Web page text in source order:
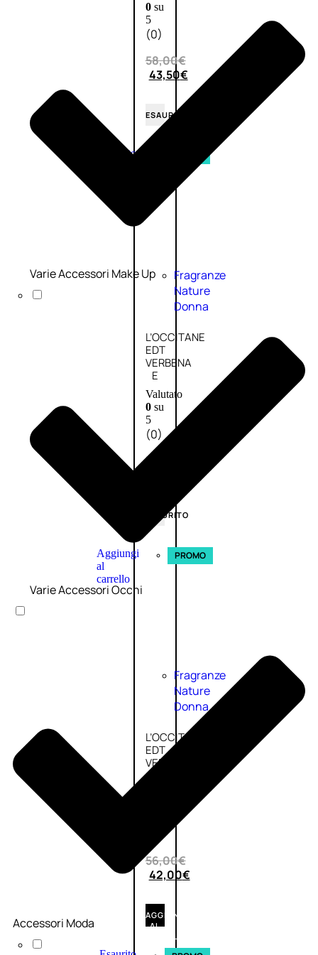
0su
5
(0)
58,00€
43,50€
ESAURITO
Esaurito
Fragranze
Nature
Donna
L’OCCITANE
EDT
VERBENA
E
Valutato
0su
5
(0)
58,00
ESAURITO
Aggiungi
al
carrello
PROMO
Fragranze
Nature
Donna
L’OCCITANE
EDT
VERBENA
56,00€
42,00€
AGGIUNGI
AL
CARRELLO
Varie Accessori Make Up
Varie Accessori Occhi
Accessori Moda